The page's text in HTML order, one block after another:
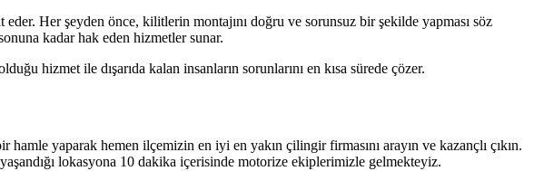
Her şeyden önce, kilitlerin montajını doğru ve sorunsuz bir şekilde yapması söz
kadar hak eden hizmetler sunar.
hizmet ile dışarıda kalan insanların sorunlarını en kısa sürede çözer.
yaparak hemen ilçemizin en iyi en yakın çilingir firmasını arayın ve kazançlı çıkın.
lokasyona 10 dakika içerisinde motorize ekiplerimizle gelmekteyiz.